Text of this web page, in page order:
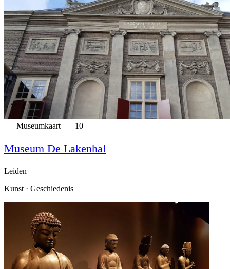
Museumkaart 10
Museum De Lakenhal
Leiden
Kunst · Geschiedenis